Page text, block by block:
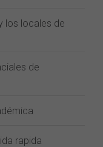
los locales de
de
rapida